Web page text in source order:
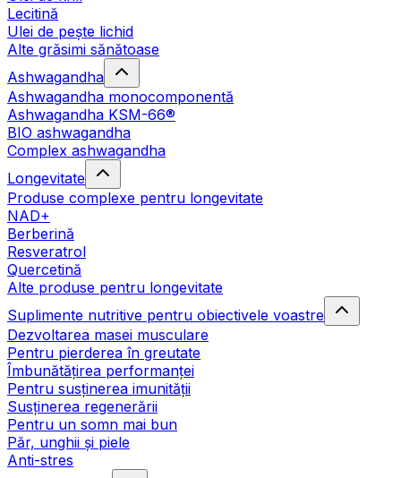
Lecitină
Ulei de pește lichid
Alte grăsimi sănătoase
Ashwagandha
Ashwagandha monocomponentă
Ashwagandha KSM-66®
BIO ashwagandha
Complex ashwagandha
Longevitate
Produse complexe pentru longevitate
NAD+
Berberină
Resveratrol
Quercetină
Alte produse pentru longevitate
Suplimente nutritive pentru obiectivele voastre
Dezvoltarea masei musculare
Pentru pierderea în greutate
Îmbunătățirea performanței
Pentru susținerea imunității
Susținerea regenerării
Pentru un somn mai bun
Păr, unghii și piele
Anti-stres